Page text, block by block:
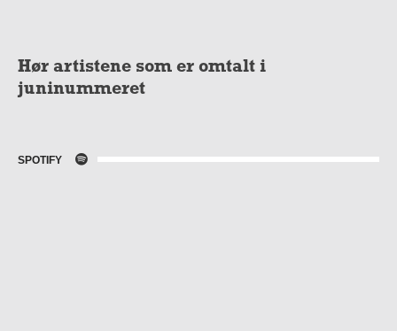
Hør artistene som er omtalt i
juninummeret
SPOTIFY